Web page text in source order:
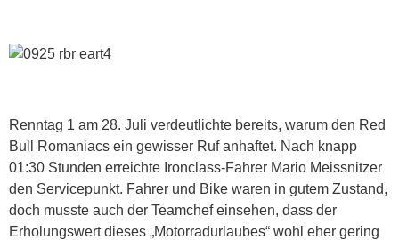
Renntag 1 am 28. Juli verdeutlichte bereits, warum den Red
Bull Romaniacs ein gewisser Ruf anhaftet. Nach knapp
01:30 Stunden erreichte Ironclass-Fahrer Mario Meissnitzer
den Servicepunkt. Fahrer und Bike waren in gutem Zustand,
doch musste auch der Teamchef einsehen, dass der
Erholungswert dieses „Motorradurlaubes“ wohl eher gering